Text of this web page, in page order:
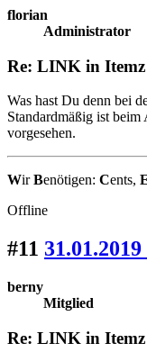
florian
Administrator
Re: LINK in Itemz
Was hast Du denn bei
Standardmäßig ist
vorgesehen.
WirBenötigen: Cents,
Offline
#11
berny
Mitglied
Re: LINK in Itemz